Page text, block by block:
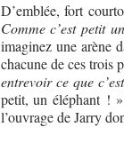
D’emblée, fort
Comme c’est petit
imaginez une arène
chacune de ces trois
entrevoir ce que
petit, un éléphant ! »
l’ouvrage de Jarry